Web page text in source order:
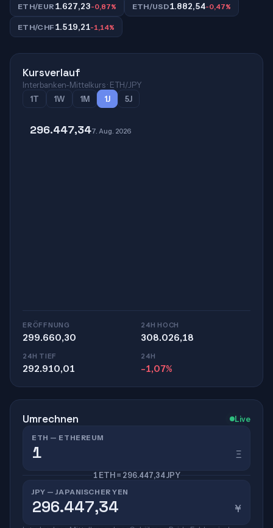
ETH/EUR 1.627,23-0,87% ETH/USD1.882,54-0,47%
ETH/CHF 1.519,21-1,14%
Kursverlauf
Interbanken-Mittelkurs · ETH/JPY
1T
1W 1M 1J 5J
296.447,347. Aug. 2026
ERÖFFNUNG
299.660,30
24H HOCH
308.026,18
24H TIEF
292.910,01
24H
-1,07%
Umrechnen Live
ETH — ETHEREUM
Ξ
1 ETH = 296.447,34 JPY
JPY — JAPANISCHER YEN
¥